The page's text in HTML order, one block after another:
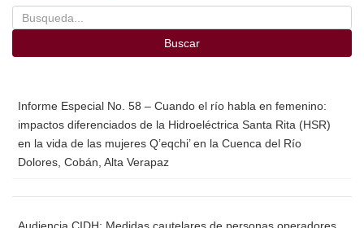
Buscar
Informe Especial No. 58 – Cuando el río habla en femenino:
impactos diferenciados de la Hidroeléctrica Santa Rita (HSR)
en la vida de las mujeres Q’eqchi’ en la Cuenca del Río
Dolores, Cobán, Alta Verapaz
Audiencia CIDH: Medidas cautelares de personas operadores